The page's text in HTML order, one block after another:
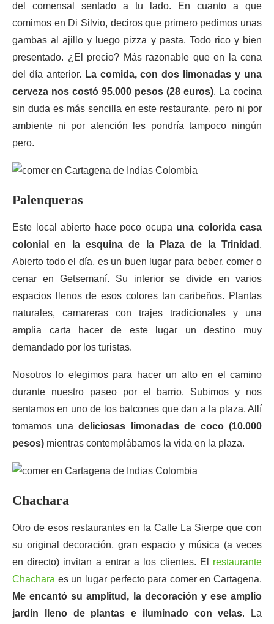
del comensal sentado a tu lado. En cuanto a que
comimos en Di Silvio, deciros que primero pedimos unas
gambas al ajillo y luego pizza y pasta. Todo rico y bien
presentado. ¿El precio? Más razonable que en la cena
del día anterior. La comida, con dos limonadas y una
cerveza nos costó 95.000 pesos (28 euros). La cocina
sin duda es más sencilla en este restaurante, pero ni por
ambiente ni por atención les pondría tampoco ningún
pero.
Palenqueras
Este local abierto hace poco ocupa una colorida casa
colonial en la esquina de la Plaza de la Trinidad .
Abierto todo el día, es un buen lugar para beber, comer o
cenar en Getsemaní. Su interior se divide en varios
espacios llenos de esos colores tan caribeños. Plantas
naturales, camareras con trajes tradicionales y una
amplia carta hacer de este lugar un destino muy
demandado por los turistas.
Nosotros lo elegimos para hacer un alto en el camino
durante nuestro paseo por el barrio. Subimos y nos
sentamos en uno de los balcones que dan a la plaza. Allí
tomamos unadeliciosas limonadas de coco (10.000
pesos) mientras contemplábamos la vida en la plaza.
Chachara
Otro de esos restaurantes en la Calle La Sierpe que con
su original decoración, gran espacio y música (a veces
en directo) invitan a entrar a los clientes. El restaurante
Chachara es un lugar perfecto para comer en Cartagena.
Me encantó su amplitud, la decoración y ese amplio
jardín lleno de plantas e iluminado con velas. La